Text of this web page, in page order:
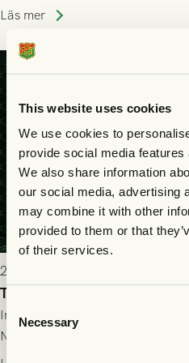
This website uses cookies
We use cookies to
provide social media
We also share information
our social media, advertising
may combine it with other
provided to them or that
of their services.
Selection
Necessary
halvtidsvilan sjönk tempot när
seger! Matchfoto: Mikael
Läs mer
2026-07-22 19:00
Truppen till GAIS - FC
Imorgon torsdag spelar GAIS
Nordsjælland på Gamla Ullevi
Holmberg och ledarstaben har